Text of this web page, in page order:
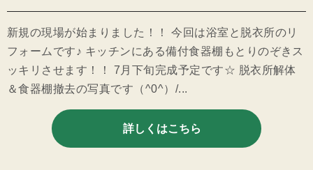
新規の現場が始まりました！！ 今回は浴室と脱衣所のリ
フォームです♪ キッチンにある備付食器棚もとりのぞきス
ッキリさせます！！ 7月下旬完成予定です☆ 脱衣所解体
＆食器棚撤去の写真です（^0^）/...
詳しくはこちら